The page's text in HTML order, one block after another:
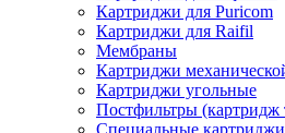
Картриджи для Puricom
Картриджи для Raifil
Мембраны
Картриджи
Картриджи угольные
Постфильтры (картридж
Специальные картриджи